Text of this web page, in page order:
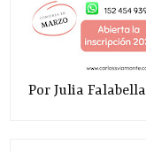
Por Julia Falabella